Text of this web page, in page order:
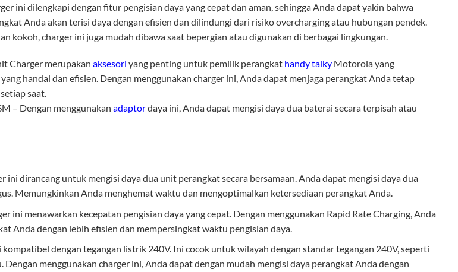
ini dilengkapi dengan fitur pengisian daya yang cepat dan aman, sehingga Anda dapat yakin bahwa
Anda akan terisi daya dengan efisien dan dilindungi dari risiko overcharging atau hubungan pendek.
kokoh, charger ini juga mudah dibawa saat bepergian atau digunakan di berbagai lingkungan.
Charger merupakan aksesori yang penting untuk pemilik perangkat handy talky Motorola yang
handal dan efisien. Dengan menggunakan charger ini, Anda dapat menjaga perangkat Anda tetap
saat.
– Dengan menggunakan adaptordaya ini, Anda dapat mengisi daya dua baterai secara terpisah atau
ini dirancang untuk mengisi daya dua unit perangkat secara bersamaan. Anda dapat mengisi daya dua
Memungkinkan Anda menghemat waktu dan mengoptimalkan ketersediaan perangkat Anda.
ini menawarkan kecepatan pengisian daya yang cepat. Dengan menggunakan Rapid Rate Charging, Anda
Anda dengan lebih efisien dan mempersingkat waktu pengisian daya.
kompatibel dengan tegangan listrik 240V. Ini cocok untuk wilayah dengan standar tegangan 240V, seperti
Dengan menggunakan charger ini, Anda dapat dengan mudah mengisi daya perangkat Anda dengan